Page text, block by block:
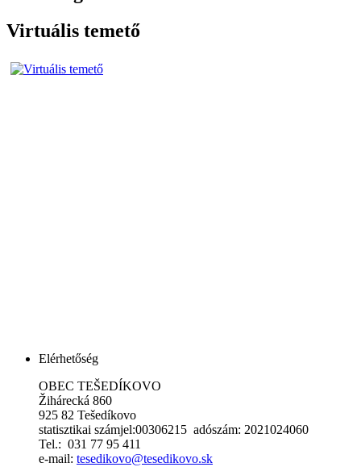
Virtuális temető
Elérhetőség
OBEC TEŠEDÍKOVO
Žihárecká 860
925 82 Tešedíkovo
statisztikai számjel:00306215 adószám: 2021024060
Tel.: 031 77 95 411
e-mail: tesedikovo@tesedikovo.sk